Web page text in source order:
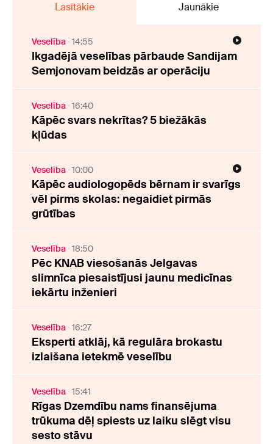
Lasītākie Jaunākie
Veselība 14:55
Ikgadējā veselības pārbaude Sandijam
Semjonovam beidzās ar operāciju
Veselība 16:40
Kāpēc svars nekrītas? 5 biežākās
kļūdas
Veselība 10:00
Kāpēc audiologopēds bērnam ir svarīgs
vēl pirms skolas: negaidiet pirmās
grūtības
Veselība 18:50
Pēc KNAB viesošanās Jelgavas
slimnīca piesaistījusi jaunu medicīnas
iekārtu inženieri
Veselība 16:27
Eksperti atklāj, kā regulāra brokastu
izlaišana ietekmē veselību
Veselība 15:41
Rīgas Dzemdību nams finansējuma
trūkuma dēļ spiests uz laiku slēgt visu
sesto stāvu